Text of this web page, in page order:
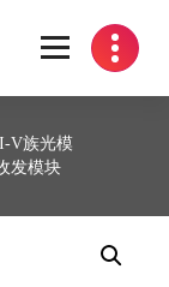
V族光模
发模块